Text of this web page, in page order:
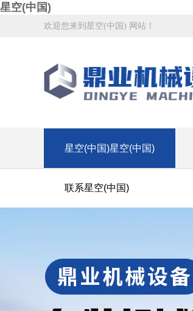
星空(中国)
欢迎您来到星空(中国) 网站！
星空(中国)星空(中国)
联系星空(中国)